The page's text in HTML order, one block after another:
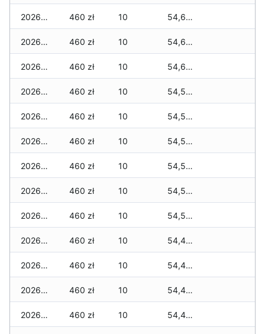
2026-03-15 460 zł 10 54,655 zł
2026-03-14 460 zł 10 54,655 zł
2026-03-13 460 zł 10 54,640 zł
2026-03-12 460 zł 10 54,590 zł
2026-03-11 460 zł 10 54,590 zł
2026-03-10 460 zł 10 54,590 zł
2026-03-09 460 zł 10 54,590 zł
2026-03-08 460 zł 10 54,590 zł
2026-03-07 460 zł 10 54,590 zł
2026-03-06 460 zł 10 54,410 zł
2026-03-05 460 zł 10 54,410 zł
2026-03-04 460 zł 10 54,410 zł
2026-03-03 460 zł 10 54,410 zł